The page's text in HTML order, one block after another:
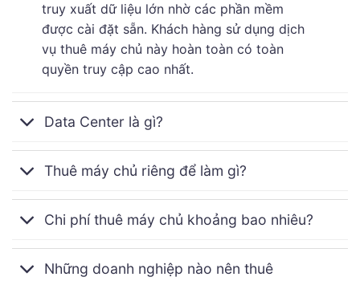
truy xuất dữ liệu lớn nhờ các phần mềm
được cài đặt sẵn. Khách hàng sử dụng dịch
vụ thuê máy chủ này hoàn toàn có toàn
quyền truy cập cao nhất.
Data Center là gì?
Thuê máy chủ riêng để làm gì?
Chi phí thuê máy chủ khoảng bao nhiêu?
Những doanh nghiệp nào nên thuê